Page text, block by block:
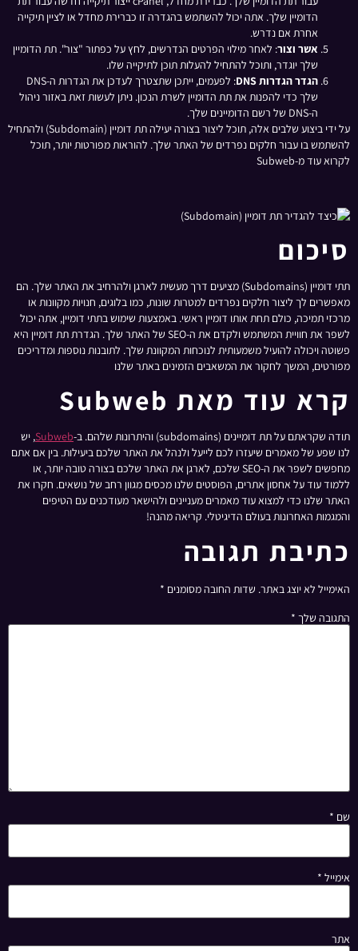
הדומיין שלך. אתה יכול להשתמש בהגדרה זו כברירת מחדל או לציין תיקייה
אחרת אם נדרש.
אשר וצור: לאחר מילוי הפרטים הנדרשים, לחץ על כפתור "צור". תת הדומיין
שלך יוגדר, ותוכל להתחיל להעלות תוכן לתיקייה שלו.
הגדר הגדרות DNS
: לפעמים, ייתכן שתצטרך לעדכן את הגדרות ה-DNS
שלך כדי להפנות את תת הדומיין לשרת הנכון. ניתן לעשות זאת באזור ניהול
ה-DNS של רשם הדומיינים שלך.
על ידי ביצוע שלבים אלה, תוכל ליצור בצורה יעילה תת דומיין (Subdomain) ולהתחיל
להשתמש בו עבור חלקים נפרדים של האתר שלך. להוראות מפורטות יותר, תוכל
לקרוא עוד מ-Subweb
סיכום
תתי דומיין (Subdomains) מציעים דרך מעשית לארגן ולהרחיב את האתר שלך. הם
מאפשרים לך ליצור חלקים נפרדים למטרות שונות, כמו בלוגים, חנויות מקוונות או
מרכזי תמיכה, כולם תחת אותו דומיין ראשי. באמצעות שימוש בתתי דומיין, אתה יכול
לשפר את חוויית המשתמש ולקדם את ה-SEO של האתר שלך. הגדרת תת דומיין היא
פשוטה ויכולה להועיל משמעותית לנוכחות המקוונת שלך. לתובנות נוספות ומדריכים
מפורטים, המשך לחקור את המשאבים הזמינים באתר שלנו
קרא עוד מאת Subweb
תודה שקראתם על תת דומיינים (subdomains) והיתרונות שלהם. ב- Subweb, יש
לנו שפע של מאמרים שיעזרו לכם לייעל ולנהל את האתר שלכם ביעילות. בין אם אתם
מחפשים לשפר את ה-SEO שלכם, לארגן את האתר שלכם בצורה טובה יותר, או
ללמוד עוד על אחסון אתרים, הפוסטים שלנו מכסים מגוון רחב של נושאים. חקרו את
האתר שלנו כדי למצוא עוד מאמרים מעניינים ולהישאר מעודכנים עם הטיפים
והמגמות האחרונות בעולם הדיגיטלי. קריאה מהנה!
כתיבת תגובה
האימייל לא יוצג באתר. שדות החובה מסומנים *
התגובה שלך *
שם *
אימייל *
אתר